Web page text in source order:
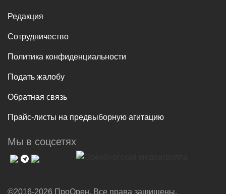
Редакция
Сотрудничество
Политика конфиденциальности
Подать жалобу
Обратная связь
Прайс-листы на предвыборную агитацию
Мы в соцсетях
©2016-2026 ПроОрен. Все права защищены.